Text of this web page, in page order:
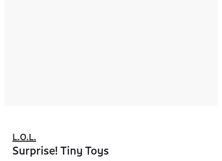
L.O.L.
Surprise! Tiny Toys